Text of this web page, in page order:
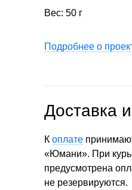
Вес: 50 г
Подробнее о
Доставка
К оплате
«Юмани». При
предусмотрена
не резервируются.